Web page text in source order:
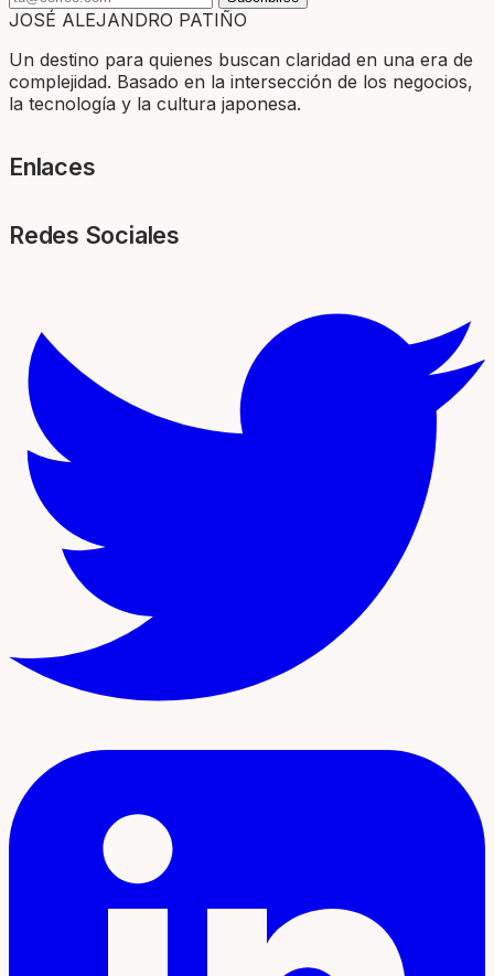
JOSÉ ALEJANDRO PATIÑO
Un destino para quienes buscan claridad en una era de
complejidad. Basado en la intersección de los negocios,
la tecnología y la cultura japonesa.
Enlaces
Redes Sociales